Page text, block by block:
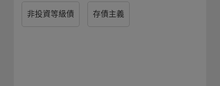
非投資等級債 存債主義